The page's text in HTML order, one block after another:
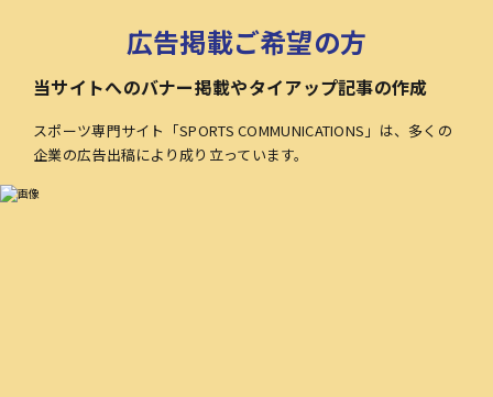
広告掲載ご希望の方
当サイトへのバナー掲載やタイアップ記事の作成
スポーツ専門サイト「SPORTS COMMUNICATIONS」は、多くの
企業の広告出稿により成り立っています。